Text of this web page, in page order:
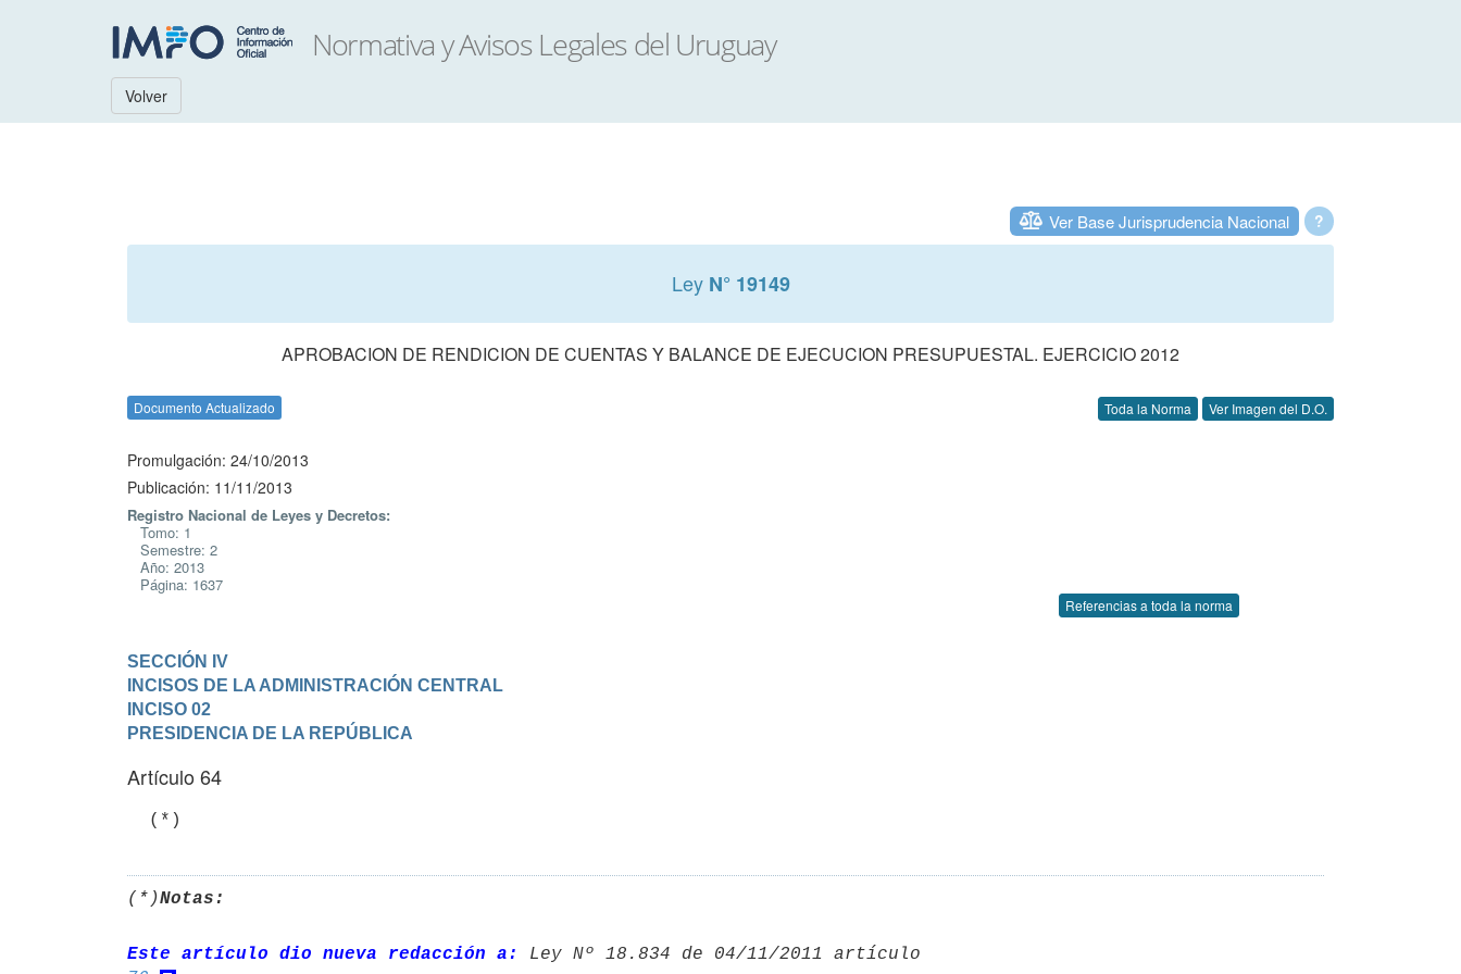
Volver
?
Ver Base Jurisprudencia Nacional
Ley N° 19149
APROBACION DE RENDICION DE CUENTAS Y BALANCE DE EJECUCION PRESUPUESTAL. EJERCICIO 2012
Documento Actualizado Toda la Norma Ver Imagen del D.O.
Promulgación: 24/10/2013
Publicación: 11/11/2013
Registro Nacional de Leyes y Decretos:
Tomo: 1
Semestre: 2
Año: 2013
Página: 1637
Referencias a toda la norma
SECCIÓN IV
INCISOS DE LA ADMINISTRACIÓN CENTRAL
INCISO 02
PRESIDENCIA DE LA REPÚBLICA
Artículo 64
  (*)
(*)Notas:
Este artículo dio nueva redacción a: